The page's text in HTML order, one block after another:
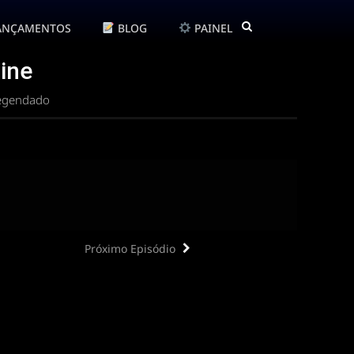
BLOG PAINEL
Próximo Episódio